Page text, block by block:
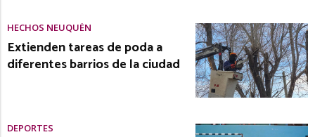
HECHOS NEUQUÉN
Extienden tareas de poda a
diferentes barrios de la ciudad
DEPORTES